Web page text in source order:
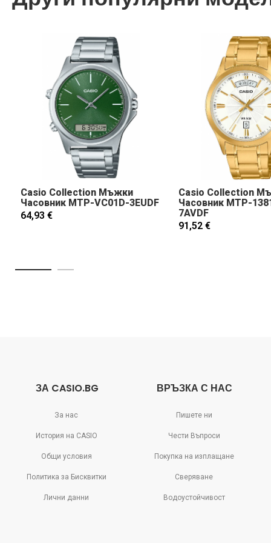
Casio Collection Мъжки
Часовник MTP-VC01D-3EUDF
64,93 €
Casio Collection
Часовник MTP-
7AVDF
91,52 €
ЗА CASIO.BG
За нас
История на CASIO
Общи условия
Политика за Бисквитки
Лични данни
ВРЪЗКА С НАС
Пишете ни
Чести Въпроси
Покупка на изплащане
Сверяване
Водоустойчивост